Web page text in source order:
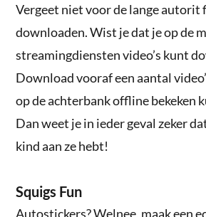
Vergeet niet voor de lange autorit
downloaden. Wist je dat je op de
streamingdiensten video’s kunt
Download vooraf een aantal
op de achterbank offline bekeken
Dan weet je in ieder geval zeker
kind aan ze hebt!
Squigs Fun
Autostickers? Welnee, maak een